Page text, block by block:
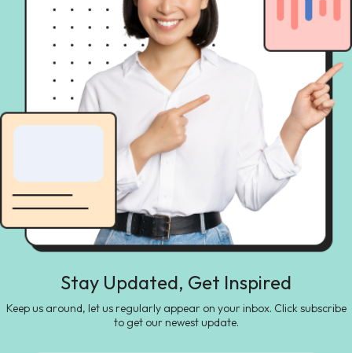
Stay Updated, Get Inspired
Keep us around, let us regularly appear on your inbox. Click subscribe
to get our newest update.